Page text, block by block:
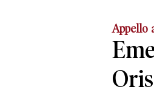
Appello